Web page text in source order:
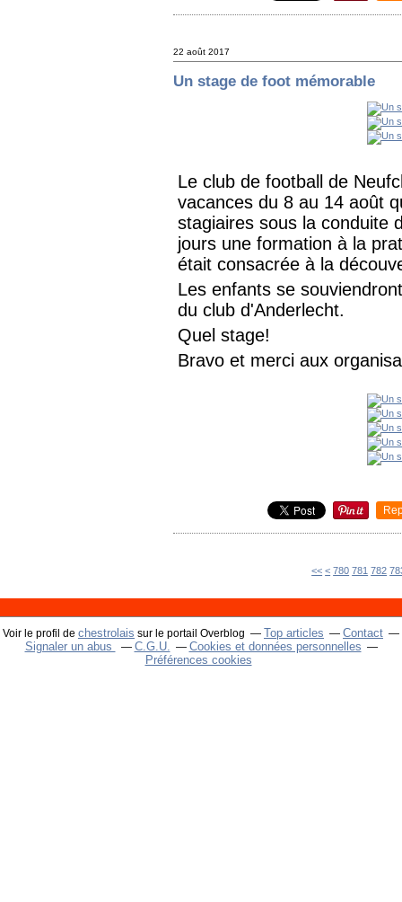
22 août 2017
Un stage de foot mémorable
Le club de football de
vacances du 8 au 14 août
stagiaires sous la conduite
jours une formation à la
était consacrée à la
Les enfants se
du club d'Anderlecht.
Quel stage!
Bravo et merci aux
<< < 700
710
720
730
740
750
760
770
780 781 782
Voir le profil de chestrolais sur le portail Overblog Top articles
Contact
Signaler un abus
C.G.U.
Cookies et données personnelles
Préférences cookies